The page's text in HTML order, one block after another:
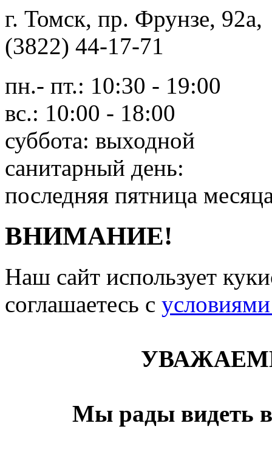
г. Томск, пр. Фрунзе,
(3822) 44-17-71
пн.- пт.: 10:30 - 19:00
вс.: 10:00 - 18:00
суббота: выходной
санитарный день:
последняя пятница
ВНИМАНИЕ!
Наш сайт использует
соглашаетесь c
Мы рады видеть